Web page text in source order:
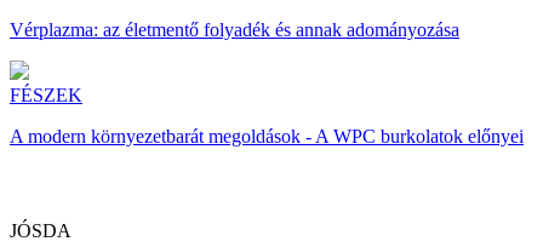
Vérplazma: az életmentő folyadék és annak adományozása
FÉSZEK
A modern környezetbarát megoldások - A WPC burkolatok előnyei
JÓSDA